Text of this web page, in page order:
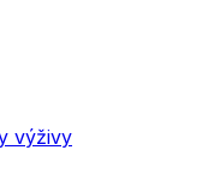
výživy